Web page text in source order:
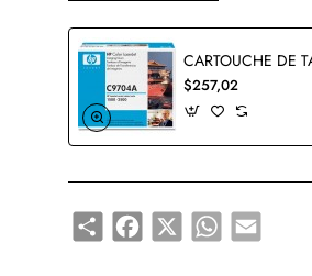
$257,02
Share Facebook
X WhatsApp
Email